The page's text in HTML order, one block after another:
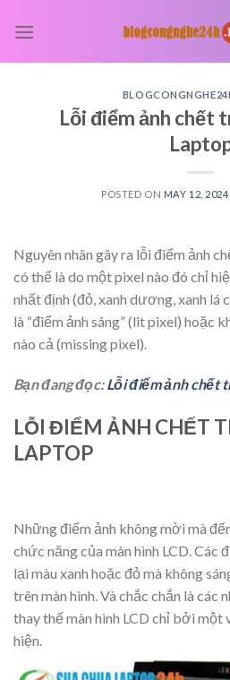
Lỗi điểm ảnh chết
POSTED ON MAY 12, 2024
Nguyên nhân gây ra lỗi điểm ảnh
có thể là do một pixel nào đó chỉ
nhất định (đỏ, xanh dương, xanh lá
là “điểm ảnh sáng” (lit pixel) hoặc
nào cả (missing pixel).
Bạn đang đọc:Lỗi điểm ảnh chết
LỖI ĐIỂM ẢNH CHẾT
LAPTOP
Những điểm ảnh không mời mà
chức năng của màn hình LCD. Các
lại màu xanh hoặc đỏ mà không
trên màn hình. Và chắc chắn là các
thay thế màn hình LCD chỉ bởi một
hiện.